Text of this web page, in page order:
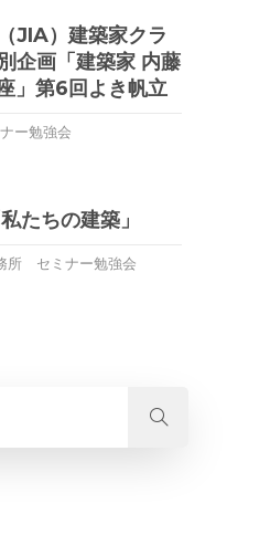
JIA）建築家クラ
企画「建築家 内藤
」第6回よき帆立
ー勉強会
たちの建築」
所 セミナー勉強会